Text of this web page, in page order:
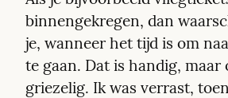
binnengekregen, dan
je, wanneer het tijd is om
te gaan. Dat is handig, maar
griezelig. Ik was verrast,